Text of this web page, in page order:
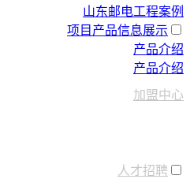
山东邮电工程案例
项目产品信息展示
产品介绍
产品介绍
加盟中心
人才招聘